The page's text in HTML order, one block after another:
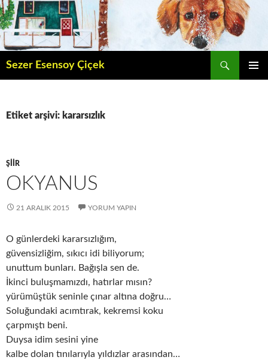
İçeriğe
atla
Sezer Esensoy Çiçek
Etiket arşivi: kararsızlık
ŞIIR
OKYANUS
21 ARALIK 2015 YORUM YAPIN
O günlerdeki kararsızlığım,
güvensizliğim, sıkıcı idi biliyorum;
unuttum bunları. Bağışla sen de.
İkinci buluşmamızdı, hatırlar mısın?
yürümüştük seninle çınar altına doğru…
Soluğundaki acımtırak, kekremsi koku
çarpmıştı beni.
Duysa idim sesini yine
kalbe dolan tınılarıyla yıldızlar arasından…